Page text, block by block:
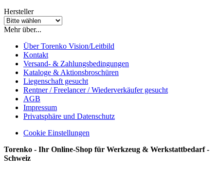
Hersteller
Mehr über...
Über Torenko Vision/Leitbild
Kontakt
Versand- & Zahlungsbedingungen
Kataloge & Aktionsbroschüren
Liegenschaft gesucht
Rentner / Freelancer / Wiederverkäufer gesucht
AGB
Impressum
Privatsphäre und Datenschutz
Cookie Einstellungen
Torenko - Ihr Online-Shop für Werkzeug & Werkstattbedarf -
Schweiz